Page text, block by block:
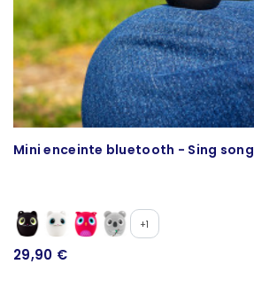
Mini enceinte bluetooth - Sing song
+1
29,90 €